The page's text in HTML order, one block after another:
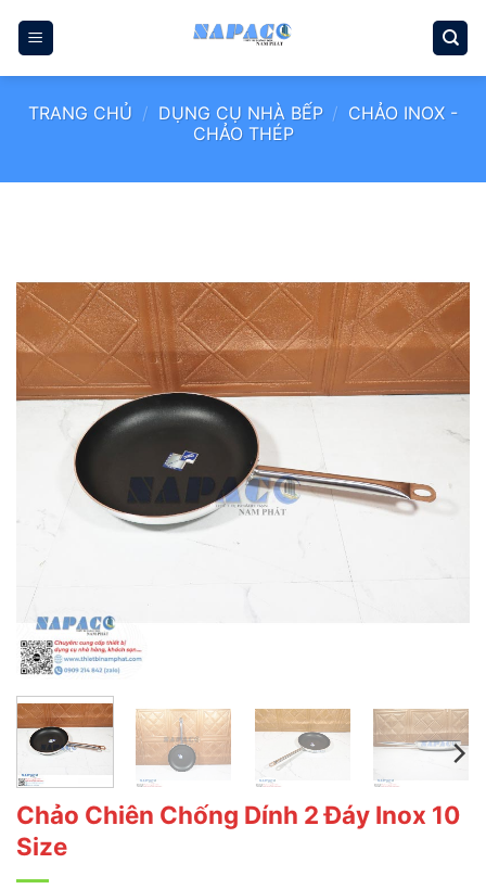
qua
TRANG CHỦ / DỤNG CỤ NHÀ BẾP / CHẢO INOX -
CHẢO THÉP
Chảo Chiên Chống Dính 2 Đáy Inox 10
Size